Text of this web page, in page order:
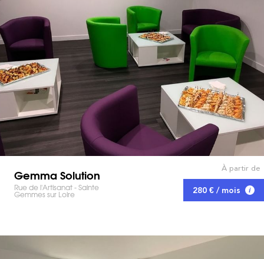
Gemma Solution
Rue de l'Artisanat - Sainte
Gemmes sur Loire
À partir de
280 € / mois